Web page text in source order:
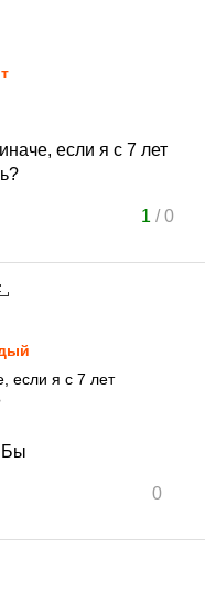
если я с 7 лет
1 /0
если я с 7 лет
Бы
0